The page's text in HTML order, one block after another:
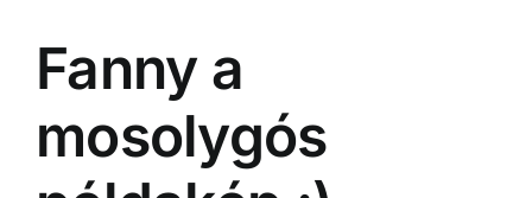
Fanny a
mosolygós